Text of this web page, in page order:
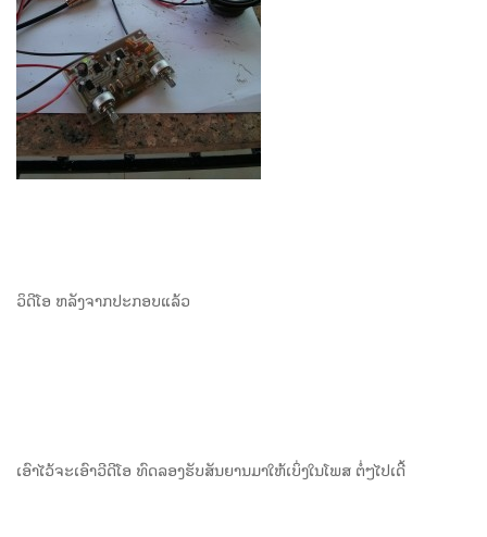
ວິດີໂອ ຫລັງຈາກປະກອບແລ້ວ
ເອົາໄວ້ຈະເອົາວີດີໂອ ທົດລອງຮັບສັນຍານມາໃຫ້ເບິ່ງໃນໂພສ ຕໍ່ໆໄປເດີ້